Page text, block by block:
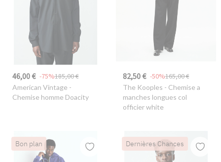
46,00 € 185,00 €
-75%
American Vintage -
Chemise homme Doacity
82,50 € 165,00 €
-50%
The Kooples - Chemise a
manches longues col
officier white
Bon plan Dernières Chances